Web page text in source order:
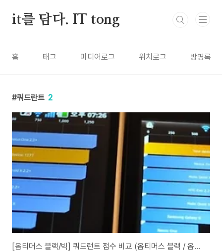
it를 담다. IT tong
홈 태그 미디어로그 위치로그 방명록
쿼드란트 2
[옵티머스 블랙/빅] 쿼드런트 점수 비교 (옵티머스 블랙 / 옵티머스 빅)